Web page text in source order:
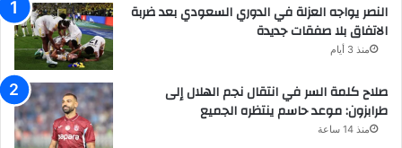
النصر يواجه العزلة في الدوري السعودي بعد ضربة
الاتفاق بلا صفقات جديدة
منذ 3 أيام
صلاح كلمة السر في انتقال نجم الهلال إلى
طرابزون: موعد حاسم ينتظره الجميع
منذ 14 ساعة